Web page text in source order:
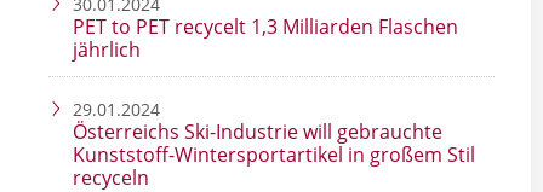
PET to PET recycelt 1,3 Milliarden Flaschen
jährlich
29.01.2024
Österreichs Ski-Industrie will gebrauchte
Kunststoff-Wintersportartikel in großem Stil
recyceln